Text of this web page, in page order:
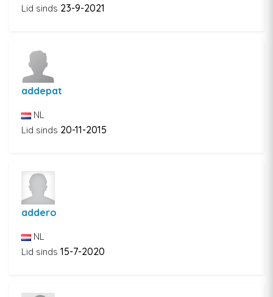
Lid sinds 23-9-2021
addepat
NL
Lid sinds 20-11-2015
addero
NL
Lid sinds 15-7-2020